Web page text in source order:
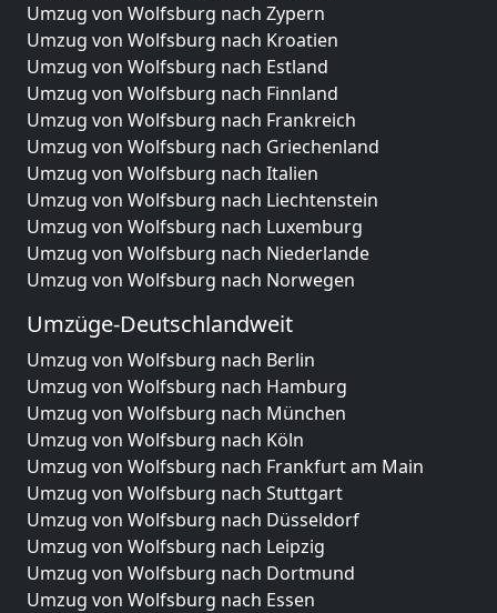
Umzug von Wolfsburg nach Zypern
Umzug von Wolfsburg nach Kroatien
Umzug von Wolfsburg nach Estland
Umzug von Wolfsburg nach Finnland
Umzug von Wolfsburg nach Frankreich
Umzug von Wolfsburg nach Griechenland
Umzug von Wolfsburg nach Italien
Umzug von Wolfsburg nach Liechtenstein
Umzug von Wolfsburg nach Luxemburg
Umzug von Wolfsburg nach Niederlande
Umzug von Wolfsburg nach Norwegen
Umzüge-Deutschlandweit
Umzug von Wolfsburg nach Berlin
Umzug von Wolfsburg nach Hamburg
Umzug von Wolfsburg nach München
Umzug von Wolfsburg nach Köln
Umzug von Wolfsburg nach Frankfurt am Main
Umzug von Wolfsburg nach Stuttgart
Umzug von Wolfsburg nach Düsseldorf
Umzug von Wolfsburg nach Leipzig
Umzug von Wolfsburg nach Dortmund
Umzug von Wolfsburg nach Essen